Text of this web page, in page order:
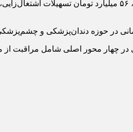
چشم‌پزشکی برگزار کرد که به ارائه خدمات به